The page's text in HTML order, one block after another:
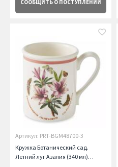
СООБЩИТЬ О ПОСТУПЛЕНИИ
Артикул: PRT-BGM48700-3
Кружка Ботанический сад.
Летний луг Азалия (340 мл)